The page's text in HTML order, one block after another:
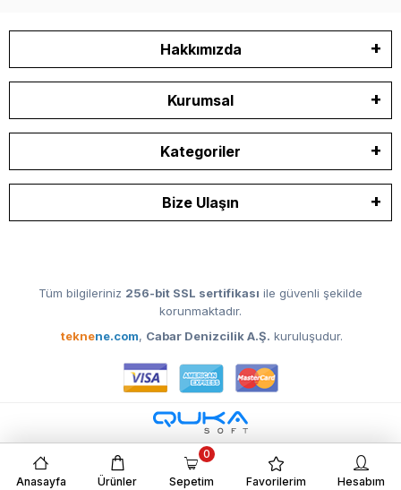
Hakkımızda
Kurumsal
Kategoriler
Bize Ulaşın
Tüm bilgileriniz 256-bit SSL sertifikası ile güvenli şekilde
korunmaktadır.
teknene.com, Cabar Denizcilik A.Ş. kuruluşudur.
Anasayfa Ürünler Sepetim
0
Favorilerim Hesabım